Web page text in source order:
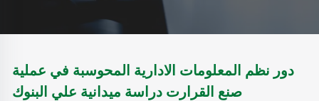
دور نظم المعلومات الادارية المحوسبة في عملية
صنع القرارت دراسة ميدانية علي البنوك